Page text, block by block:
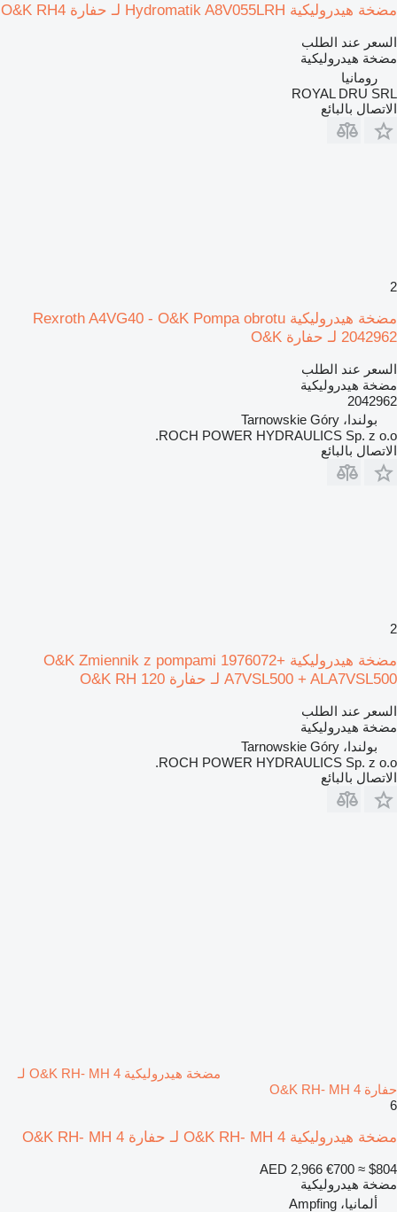
مضخة هيدروليكية Hydromatik A8V055LRH لـ حفارة O&K RH4
السعر عند الطلب
مضخة هيدروليكية
رومانيا
ROYAL DRU SRL
الاتصال بالبائع
2
مضخة هيدروليكية Rexroth A4VG40 - O&K Pompa obrotu
2042962 لـ حفارة O&K
السعر عند الطلب
مضخة هيدروليكية
2042962
بولندا، Tarnowskie Góry
ROCH POWER HYDRAULICS Sp. z o.o.
الاتصال بالبائع
2
مضخة هيدروليكية O&K Zmiennik z pompami 1976072+
A7VSL500 + ALA7VSL500 لـ حفارة O&K RH 120
السعر عند الطلب
مضخة هيدروليكية
بولندا، Tarnowskie Góry
ROCH POWER HYDRAULICS Sp. z o.o.
الاتصال بالبائع
مضخة هيدروليكية O&K RH- MH 4 لـ
حفارة O&K RH- MH 4
6
مضخة هيدروليكية O&K RH- MH 4 لـ حفارة O&K RH- MH 4
AED 2,966 €700 ≈ $804
مضخة هيدروليكية
ألمانيا، Ampfing